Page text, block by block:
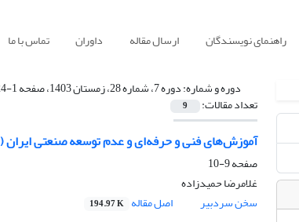
راهنمای نویسندگان ارسال مقاله داوران تماس با ما
دوره و شماره:دوره 7، شماره 28، زمستان 1403، صفحه 1-124
تعداد مقالات: 9
آموزش‌های فنی و حرفه‌ای و عدم توسعه صنعتی ایران
صفحه9-10
غلامرضا حمیدزاده
سخن سردبیر
اصل مقاله 194.97 K